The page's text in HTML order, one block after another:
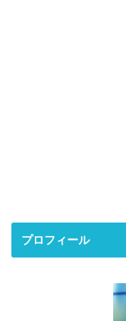
プロフィール